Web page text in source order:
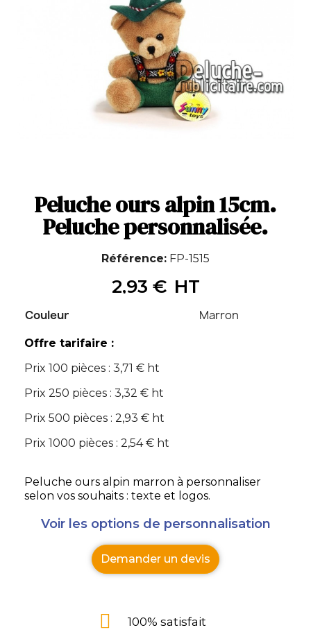
Peluche ours alpin 15cm.
Peluche personnalisée.
Référence FP-1515
2,93 € HT
Couleur Marron
Offre tarifaire :
Prix 100 pièces : 3,71 € ht
Prix 250 pièces : 3,32 € ht
Prix 500 pièces : 2,93 € ht
Prix 1000 pièces : 2,54 € ht
Peluche ours alpin marron à personnaliser
selon vos souhaits : texte et logos.
Voir les options de personnalisation
Demander un devis
100% satisfait